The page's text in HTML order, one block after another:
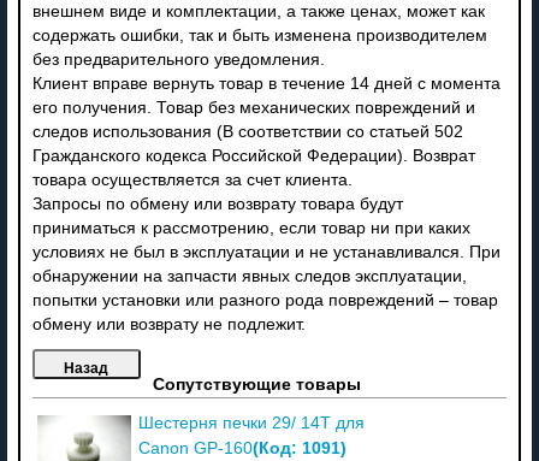
внешнем виде и комплектации, а также ценах, может как
содержать ошибки, так и быть изменена производителем
без предварительного уведомления.
Клиент вправе вернуть товар в течение 14 дней с момента
его получения. Товар без механических повреждений и
следов использования (В соответствии со статьей 502
Гражданского кодекса Российской Федерации). Возврат
товара осуществляется за счет клиента.
Запросы по обмену или возврату товара будут
приниматься к рассмотрению, если товар ни при каких
условиях не был в эксплуатации и не устанавливался. При
обнаружении на запчасти явных следов эксплуатации,
попытки установки или разного рода повреждений – товар
обмену или возврату не подлежит.
Сопутствующие товары
Шестерня печки 29/ 14T для
Canon GP-160(Код: 1091)